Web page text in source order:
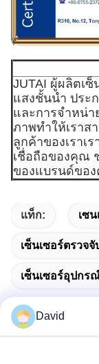
JUTAI ผู้ผลิตเ
แสงชั้นนํา ประ
และการจําหน่
ภาพทําให้เราส
ลูกค้าของเราเ
เชื่อถือของคุณ
ของแบรนด์ขอ
แท็ก: เซ
เซ็นเซอร์ตรวจจั
เซ็นเซอร์อุปกร
David